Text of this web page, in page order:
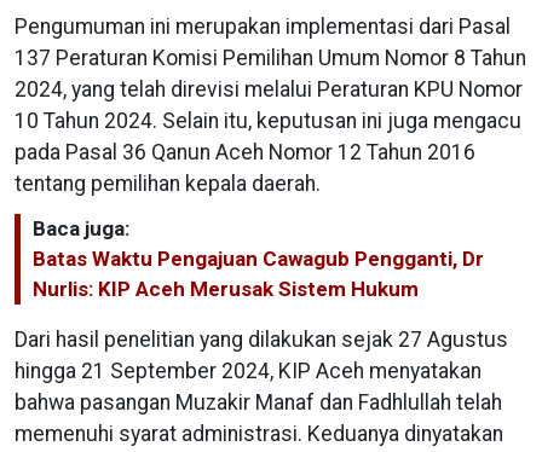
Pengumuman ini merupakan implementasi dari Pasal
137 Peraturan Komisi Pemilihan Umum Nomor 8 Tahun
2024, yang telah direvisi melalui Peraturan KPU Nomor
10 Tahun 2024. Selain itu, keputusan ini juga mengacu
pada Pasal 36 Qanun Aceh Nomor 12 Tahun 2016
tentang pemilihan kepala daerah.
Baca juga:
Batas Waktu Pengajuan Cawagub Pengganti, Dr
Nurlis: KIP Aceh Merusak Sistem Hukum
Dari hasil penelitian yang dilakukan sejak 27 Agustus
hingga 21 September 2024, KIP Aceh menyatakan
bahwa pasangan Muzakir Manaf dan Fadhlullah telah
memenuhi syarat administrasi. Keduanya dinyatakan